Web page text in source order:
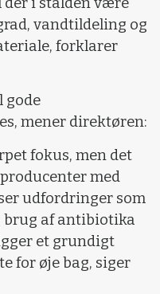
vandtildeling og
forklarer
gode
mener direktøren:
fokus, men det
med
udfordringer som
brug af antibiotika
et grundigt
for øje bag, siger